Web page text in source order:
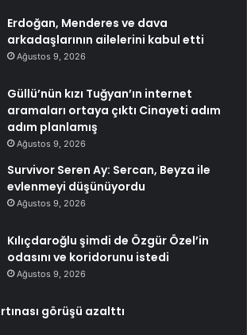
Erdoğan, Menderes ve dava
arkadaşlarının ailelerini kabul etti
Ağustos 9, 2026
Güllü’nün kızı Tuğyan’ın internet
aramaları ortaya çıktı Cinayeti adım
adım planlamış
Ağustos 9, 2026
Survivor Seren Ay: Sercan, Beyza ile
evlenmeyi düşünüyordu
Ağustos 9, 2026
Kılıçdaroğlu şimdi de Özgür Özel’in
odasını ve koridorunu istedi
Ağustos 9, 2026
görüşü azalttı